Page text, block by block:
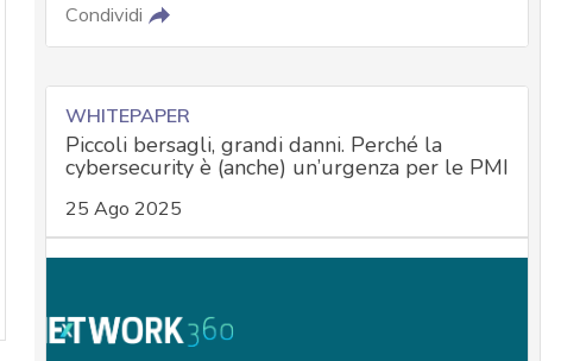
Condividi
WHITEPAPER
Piccoli bersagli, grandi danni. Perché la
cybersecurity è (anche) un’urgenza per le PMI
25 Ago 2025